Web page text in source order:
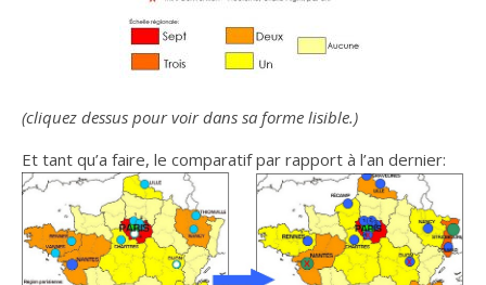
(cliquez dessus pour voir dans sa forme lisible.)
Et tant qu’a faire, le comparatif par rapport à l’an dernier: